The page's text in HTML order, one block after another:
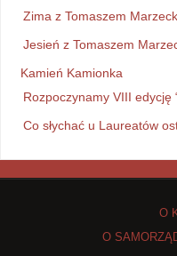
Zima z Tomaszem
Jesień z Tomaszem
Kamień Kamionka
Rozpoczynamy VIII edycję
Co słychać u Laureatów
O
O